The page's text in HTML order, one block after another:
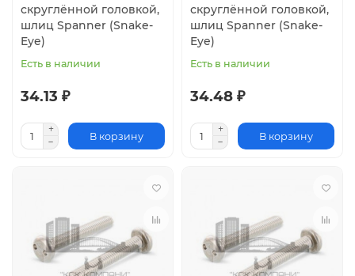
скруглённой головкой,
шлиц Spanner (Snake-
Eye)
Есть в наличии
34.13 ₽
В корзину
скруглённой головкой,
шлиц Spanner (Snake-
Eye)
Есть в наличии
34.48 ₽
В корзину